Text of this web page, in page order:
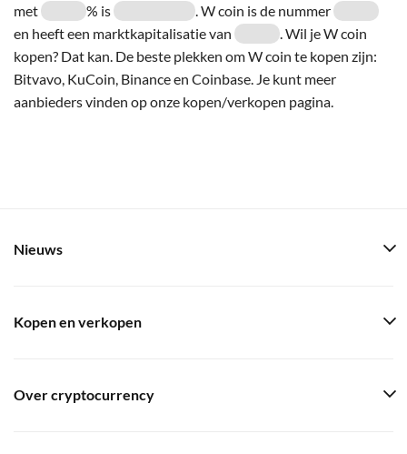
met
% is
. W coin is de nummer
en heeft een marktkapitalisatie van
. Wil je W coin
kopen? Dat kan. De beste plekken om W coin te kopen zijn:
Bitvavo, KuCoin, Binance en Coinbase. Je kunt meer
aanbieders vinden op onze kopen/verkopen pagina.
Nieuws
Kopen en verkopen
Over cryptocurrency